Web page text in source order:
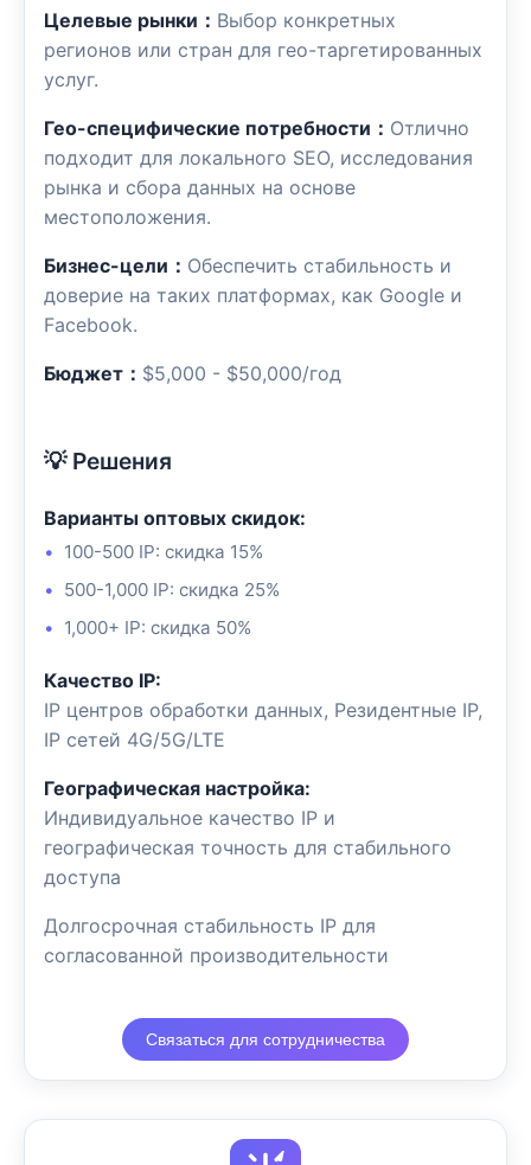
Целевые рынки： Выбор конкретных
регионов или стран для гео-таргетированных
услуг.
Гео-специфические потребности： Отлично
подходит для локального SEO, исследования
рынка и сбора данных на основе
местоположения.
Бизнес-цели： Обеспечить стабильность и
доверие на таких платформах, как Google и
Facebook.
Бюджет： $5,000 - $50,000/год
💡 Решения
Варианты оптовых скидок:
100-500 IP: скидка 15%
500-1,000 IP: скидка 25%
1,000+ IP: скидка 50%
Качество IP:
IP центров обработки данных, Резидентные IP,
IP сетей 4G/5G/LTE
Географическая настройка:
Индивидуальное качество IP и
географическая точность для стабильного
доступа
Долгосрочная стабильность IP для
согласованной производительности
Связаться для сотрудничества